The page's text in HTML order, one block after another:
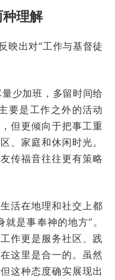
理解
映出对“工作与基督徒
少加班，多留时间给
要是工作之外的活动
但更倾向于把事工重
、家庭和休闲时光。
传福音往往更有策略
活在地理和社交上都
是事奉神的地方”。
作更是服务社区、践
这里是合一的。虽然
这种态度确实展现出